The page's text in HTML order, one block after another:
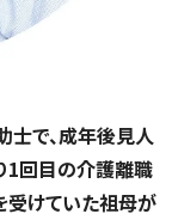
士で、成年後見人
1回目の介護離職
受けていた祖母が